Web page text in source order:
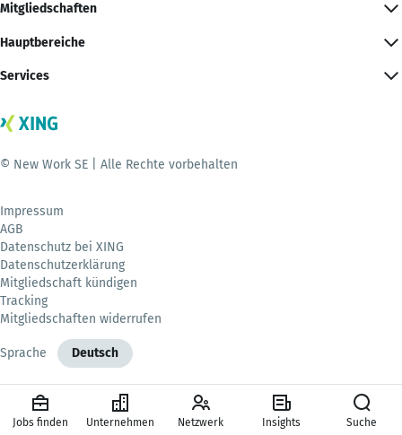
Mitgliedschaften
Hauptbereiche
Services
© New Work SE | Alle Rechte vorbehalten
Impressum
AGB
Datenschutz bei XING
Datenschutzerklärung
Mitgliedschaft kündigen
Tracking
Mitgliedschaften widerrufen
Sprache Deutsch
Jobs finden Unternehmen Netzwerk Insights Suche